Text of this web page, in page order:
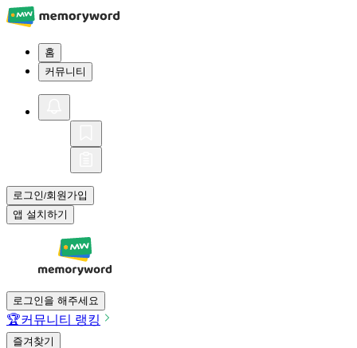
홈
커뮤니티
로그인/회원가입
앱 설치하기
로그인을 해주세요
🏆커뮤니티 랭킹
즐겨찾기